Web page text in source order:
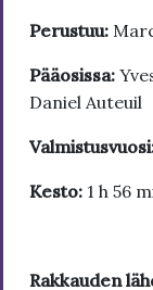
Perustuu:
Pääosissa:
Daniel Auteuil
Kesto: 1 h 56
Rakkauden